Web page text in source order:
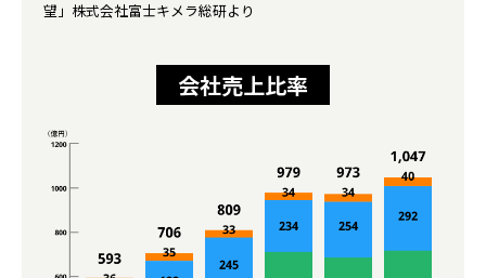
望」株式会社富士キメラ総研より
会社売上比率